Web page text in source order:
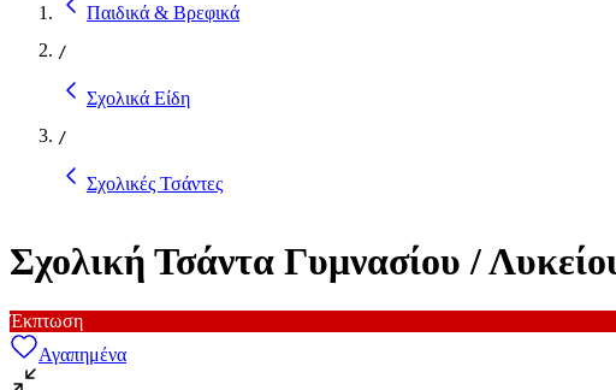
Παιδικά & Βρεφικά
/
Σχολικά Είδη
/
Σχολικές Τσάντες
Σχολική Τσάντα Γυμνασίου /
Έκπτωση
Αγαπημένα